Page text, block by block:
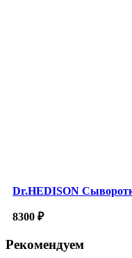
Dr.HEDISON
8300 ₽
Рекомендуем